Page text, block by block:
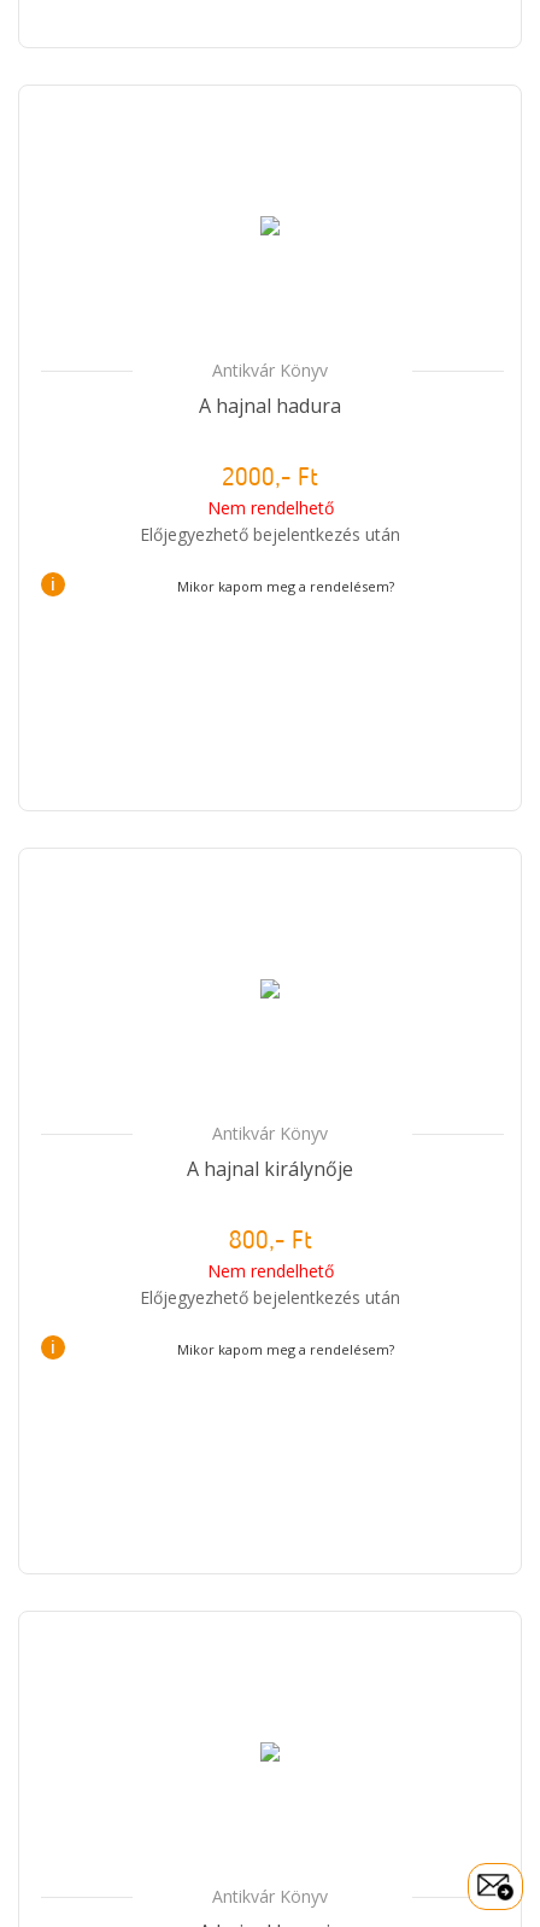
Antikvár Könyv
A hajnal hadura
2000,- Ft
Nem rendelhető
Előjegyezhető bejelentkezés után
i Mikor kapom meg a rendelésem?
Antikvár Könyv
A hajnal királynője
800,- Ft
Nem rendelhető
Előjegyezhető bejelentkezés után
i Mikor kapom meg a rendelésem?
Antikvár Könyv